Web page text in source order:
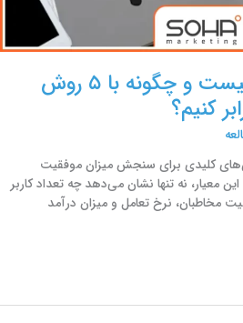
ترافیک وب‌سایت چیست و چگونه با ۵ روش
کنیم؟
کلیدی برای سنجش میزان موفقیت
معیار، نه تنها نشان می‌دهد چه تعداد کاربر
مخاطبان، نرخ تعامل و میزان درآمد